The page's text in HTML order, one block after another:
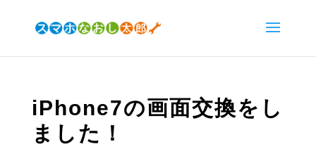
iPhone7の画面交換をし
ました！